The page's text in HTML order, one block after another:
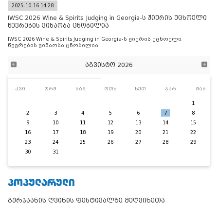
2025-10-16 14:28
IWSC 2026 Wine & Spirits Judging in Georgia-ს ჟიურის უცხოელი
წევრების ვინაობა ცნობილია
IWSC 2026 Wine & Spirits Judging in Georgia-ს ჟიურის უცხოელი
წევრების ვინაობა ცნობილია
აგვისტო 2026
კვი ორშ სამ ოთხ ხუთ პარ შაბ
1
2
3 4 5 6 7
8
9
10 11 12 13 14
15
16
17 18 19 20 21
22
23
24 25 26 27 28
29
30
31
ᲞᲝᲞᲣᲚᲐᲠᲣᲚᲘ
გურჯაანის ღვინის ფესტივალზე მეღვინეთა